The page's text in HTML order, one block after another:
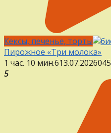
Кексы, печенье, торты
Пирожное «Три молока»
1 час. 10 мин.613.07.2026045
5